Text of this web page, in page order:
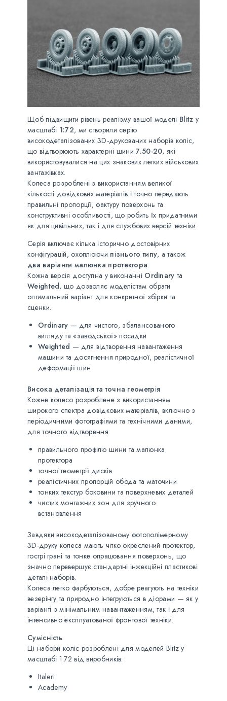
Щоб підвищити рівень реалізму вашої моделі Blitz у
масштабі 1:72, ми створили серію
високодеталізованих 3D-друкованих наборів коліс,
що відтворюють характерні шини7.50-20, які
використовувалися на цих знакових легких військових
вантажівках.
Колеса розроблені з використанням великої
кількості довідкових матеріалів і точно передають
правильні пропорції, фактуру поверхонь та
конструктивні особливості, що робить їх придатними
як для цивільних, так і для службових версій техніки.
Серія включає кілька історично достовірних
конфігурацій, охоплюючи пізнього типу, а також
два варіанти малюнка протектора.
Кожна версія доступна у виконанні Ordinary та
Weighted, що дозволяє моделістам обрати
оптимальний варіант для конкретної збірки та
сценки.
Ordinary — для чистого, збалансованого
вигляду та «заводської» посадки
Weighted — для відтворення навантаження
машини та досягнення природної, реалістичної
деформації шин
Висока деталізація та точна геометрія
Кожне колесо розроблене з використанням
широкого спектра довідкових матеріалів, включно з
періодичними фотографіями та технічними даними,
для точного відтворення:
правильного профілю шини та малюнка
протектора
точної геометрії дисків
реалістичних пропорцій обода та маточини
тонких текстур боковини та поверхневих деталей
чистих монтажних зон для зручного
встановлення
Завдяки високодеталізованому фотополімерному
3D-друку колеса мають чітко окреслений протектор,
гострі грані та тонке опрацювання поверхонь, що
значно перевершує стандартні інжекційні пластикові
деталі наборів.
Колеса легко фарбуються, добре реагують на техніки
везерінгу та природно інтегруються в діорами — як у
варіанті з мінімальним навантаженням, так і для
інтенсивно експлуатованої фронтової техніки.
Сумісність
Ці набори коліс розроблені для моделей Blitz у
масштабі 1:72 від виробників:
Italeri
Academy